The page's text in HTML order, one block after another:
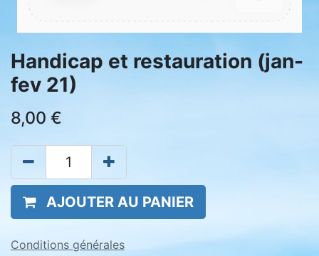
Handicap et restauration (jan-
fev 21)
8,00 €
AJOUTER AU PANIER
Conditions générales